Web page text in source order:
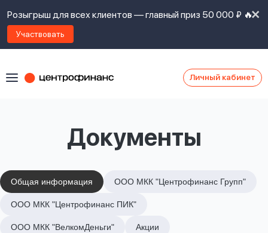
Розыгрыш для всех клиентов — главный приз 50 000 ₽ 🔥
Участвовать
Личный кабинет
Документы
Общая информация ООО МКК "Центрофинанс Групп"
ООО МКК "Центрофинанс ПИК"
ООО МКК "ВелкомДеньги" Акции
ознакомлен
предоставления
займов,
политикой
сайта,
согласие